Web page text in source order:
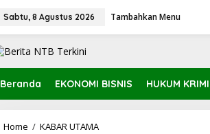
Sabtu, 8 Agustus 2026 Tambahkan Menu
Beranda EKONOMI BISNIS HUKUM
Home / KABAR UTAMA